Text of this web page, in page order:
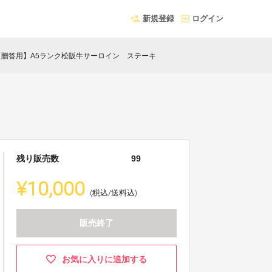
新規登録 ログイン
贈答用】A5ランク松阪牛サーロイン ステーキ
残り販売数 99
¥10,000 (税込/送料込)
販売終了
お気に入りに追加する